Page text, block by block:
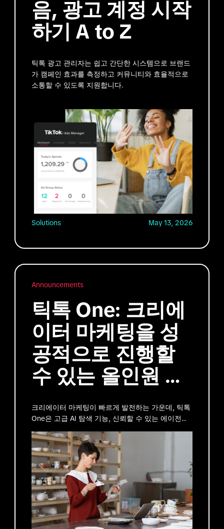
음, 광고 계정 시작
하기 A to Z
틱톡 광고 관리자는 쉽고 간단한 시스템으로 브랜드
가 캠페인 효과를 측정하고 커뮤니티와 효율적으로
소통할 수 있도록 지원합니다.
Solutions May 13, 2026
Announcements
틱톡 One: 크리에
이터 마케팅을 성
공적으로 진행할
수 있는 올인원 크
폼
크리에이터 마케팅이 빠르게 발전하는 가운데, 틱톡
One은 고급 AI 탐색 기능, 신뢰할 수 있는 에이전시
파트너, 간소화된 콘텐츠 도구를 하나의 성과 중심
플랫폼으로 통합합니다.